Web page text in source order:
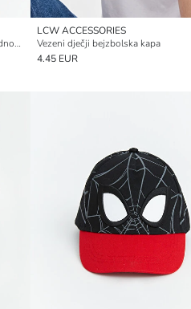
Dječja bejzbolska kapa s printom iz jednog dijela
LCW ACCESSORIES
Vezeni dječji bejzbolska kapa
4.45 EUR